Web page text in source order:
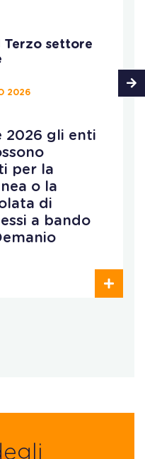
Terzo settore
2026
2026 gli enti
per la
o la
di
a bando